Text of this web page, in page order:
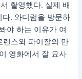
촬영했다. 실제 배
. 와디럼을 방문하
야 하는 이유가 여
렌스와 파이잘의 만
영화에서 잘 묘사